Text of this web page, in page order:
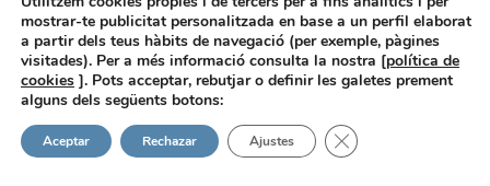
info@fermaseguros.com
Avinguda de Mistral 10
Entresol – 6 porta
08015 Barcelona
mostrar-te publicitat personalitzada en base a un perfil elaborat
a partir dels teus hàbits de navegació (per exemple, pàgines
visitades). Per a més informació consulta la nostra [política de
cookies ]. Pots acceptar, rebutjar o definir les galetes prement
alguns dels següents botons:
Aceptar Rechazar Ajustes Tanca el bàner de